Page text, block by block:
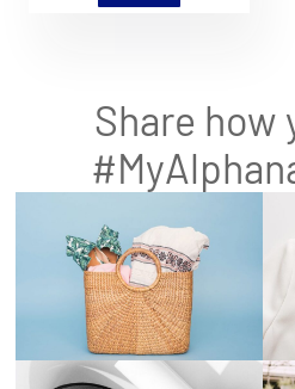
Share how